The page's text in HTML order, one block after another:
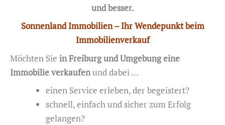
und besser.
Sonnenland Immobilien – Ihr Wendepunkt beim
Immobilienverkauf
Möchten Sie in Freiburg und Umgebung eine
Immobilie verkaufenund dabei …
einen Service erleben, der begeistert?
schnell, einfach und sicher zum Erfolg
gelangen?